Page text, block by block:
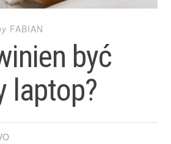
FABIAN
być
laptop?